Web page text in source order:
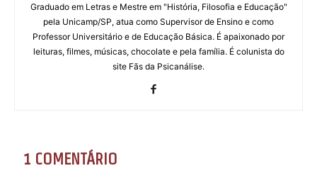
Graduado em Letras e Mestre em "História, Filosofia e Educação"
pela Unicamp/SP, atua como Supervisor de Ensino e como
Professor Universitário e de Educação Básica. É apaixonado por
leituras, filmes, músicas, chocolate e pela família. É colunista do
site Fãs da Psicanálise.
1 COMENTÁRIO